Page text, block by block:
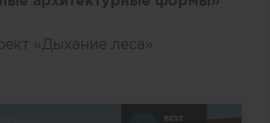
«Дыхание леса»